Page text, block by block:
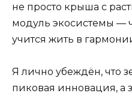
не просто крыша с
модуль экосистемы —
учится жить в
Я лично убеждён, что
пиковая инновация, а